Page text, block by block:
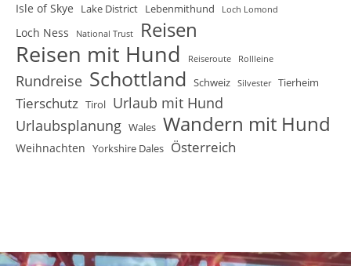
Isle of Skye Lake District Lebenmithund Loch Lomond
Loch Ness National Trust Reisen
Reisen mit Hund Reiseroute Rollleine
Rundreise Schottland Schweiz Silvester Tierheim
Tierschutz Tirol Urlaub mit Hund
Urlaubsplanung Wales Wandern mit Hund
Weihnachten Yorkshire Dales Österreich